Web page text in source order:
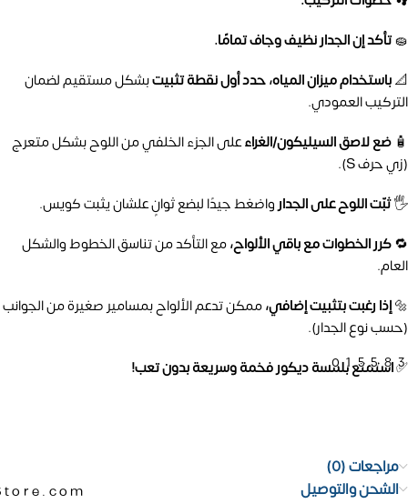
🧽تأكد إن الجدار نظيف وجاف تمامًا.
📐باستخدام ميزان المياه، حدد أول نقطة تثبيتبشكل مستقيم لضمان
التركيب العمودي.
🧴 ضع لاصق السيليكون/الغراءعلى الجزء الخلفي من اللوح بشكل متعرج
(زي حرف S).
🖐️ثبّت اللوح على الجدارواضغط جيدًا لبضع ثوانٍ علشان يثبت كويس.
🔁كرر الخطوات مع باقي الألواح،مع التأكد من تناسق الخطوط والشكل
العام.
🔩إذا رغبت بتثبيت إضافي،ممكن تدعم الألواح بمسامير صغيرة من الجوانب
(حسب نوع الجدار).
✅استمتع بلمسة ديكور فخمة وسريعة بدون تعب!
مراجعات (0)
الشحن والتوصيل